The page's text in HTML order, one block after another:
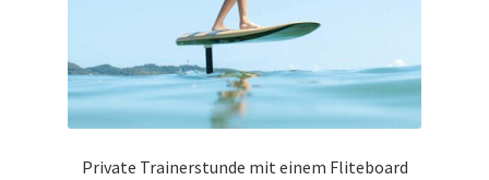
Private Trainerstunde mit einem Fliteboard